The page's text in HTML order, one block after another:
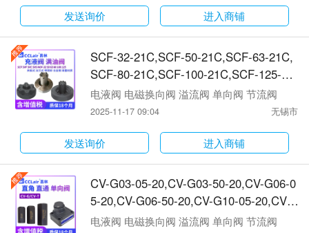
10,SRV-06T-*-10,SRV-10T-*-10,BRV-03
G-*-10,BRV-06G-*-10溢流阀
发送询价 进入商铺
SCF-32-21C,SCF-50-21C,SCF-63-21C,
SCF-80-21C,SCF-100-21C,SCF-125-21
C,SVF-32-21C,SVF-40-21C,SVF-50-21
C,SVF-63-21C,SVF-80-21C,SVF-100-21
-100-30,SVF-125-30,SVF-160-30,SVF-5
0D-30,SVF-63D-30,SVF-80D-30,SVF-10
0D-30充液阀
电液阀 电磁换向阀 溢流阀 单向阀 节流阀
2025-11-17 09:04 无锡市
发送询价 进入商铺
CV-G03-05-20,CV-G03-50-20,CV-G06-0
5-20,CV-G06-50-20,CV-G10-05-20,CV-
G10-50-20,CV-03G-05,CV-03G-50,CV-0
电液阀 电磁换向阀 溢流阀 单向阀 节流阀